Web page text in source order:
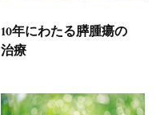
10年にわたる膵腫瘍の
治療